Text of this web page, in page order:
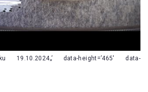
19.10.2024„’ data-height=’465′ data-